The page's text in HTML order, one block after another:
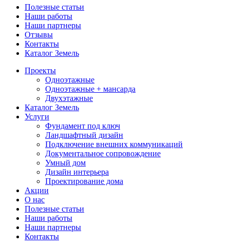
Полезные статьи
Наши работы
Наши партнеры
Отзывы
Контакты
Каталог Земель
Проекты
Одноэтажные
Одноэтажные + мансарда
Двухэтажные
Каталог Земель
Услуги
Фундамент под ключ
Ландшафтный дизайн
Подключение внешних коммуникаций
Документальное сопровождение
Умный дом
Дизайн интерьера
Проектирование дома
Акции
О нас
Полезные статьи
Наши работы
Наши партнеры
Контакты